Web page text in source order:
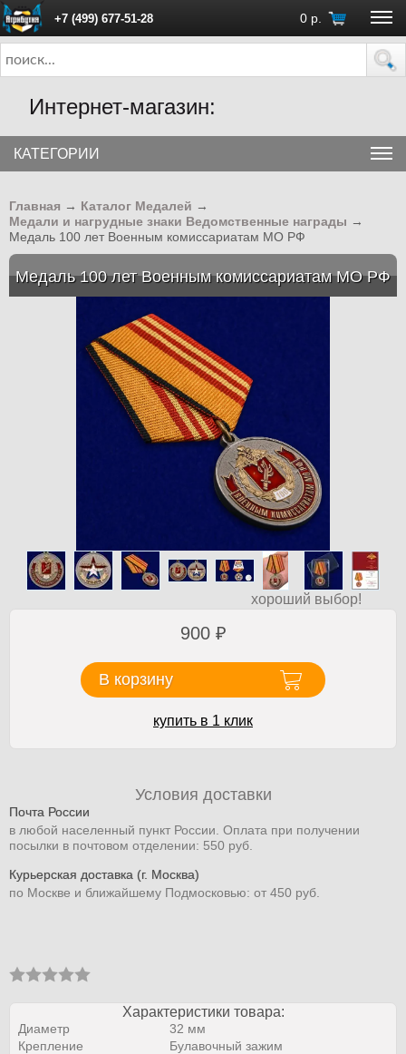
+7 (499) 677-51-28 0 р.
ПН - ПТ с 10:00 до 18:00 (Москва)
Интернет-магазин:
КАТЕГОРИИ
Главная → Каталог Медалей →
Медали и нагрудные знаки Ведомственные награды →
Медаль 100 лет Военным комиссариатам МО РФ
Медаль 100 лет Военным комиссариатам МО РФ
хороший выбор!
900 ₽
В корзину
купить в 1 клик
Условия доставки
Почта России
в любой населенный пункт России. Оплата при получении
посылки в почтовом отделении: 550 руб.
Курьерская доставка (г. Москва)
по Москве и ближайшему Подмосковью: от 450 руб.
Характеристики товара:
Диаметр
32 мм
Крепление
Булавочный зажим